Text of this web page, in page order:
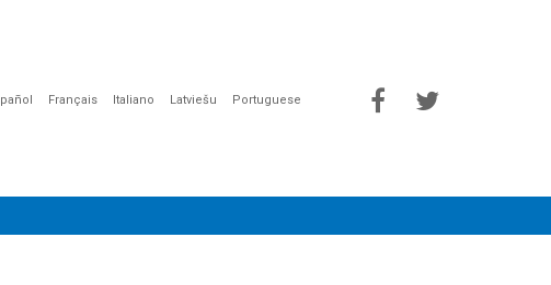
Français Italiano Latviešu Portuguese